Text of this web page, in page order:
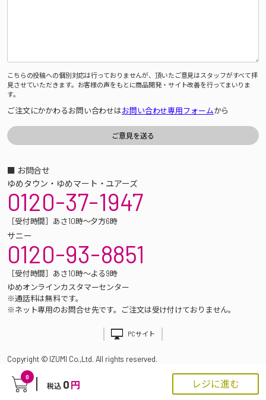
0
税込 0 円 レジに進む
こちらの投稿への個別対応は行っておりませんが、頂いたご意見はスタッフがすべて拝
見させていただきます。お客様の声をもとに商品開発・サイト改善を行ってまいりま
す。
ご注文にかかわるお問い合わせはお問い合わせ専用フォームから
■ お問合せ
ゆめタウン・ゆめマート・ユアーズ
0120-37-1947
［受付時間］あさ10時～夕方6時
サニー
0120-93-8851
［受付時間］あさ10時～よる9時
ゆめオンラインカスタマーセンター
※通話料は無料です。
※ネット専用のお問合せ先です。ご注文は受け付けておりません。
PCサイト
Copyright © IZUMI Co.,Ltd. All rights reserved.